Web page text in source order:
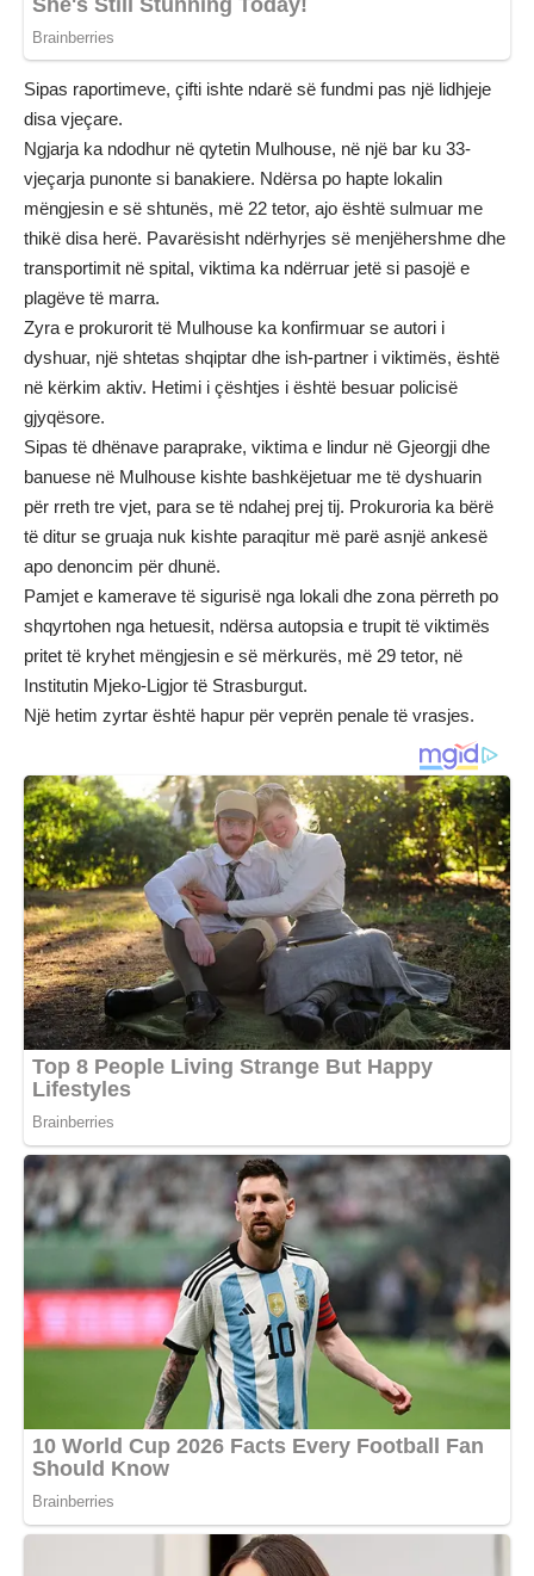
Sipas raportimeve, çifti ishte ndarë së fundmi pas një lidhjeje
disa vjeçare.
Ngjarja ka ndodhur në qytetin Mulhouse, në një bar ku 33-
vjeçarja punonte si banakiere. Ndërsa po hapte lokalin
mëngjesin e së shtunës, më 22 tetor, ajo është sulmuar me
thikë disa herë. Pavarësisht ndërhyrjes së menjëhershme dhe
transportimit në spital, viktima ka ndërruar jetë si pasojë e
plagëve të marra.
Zyra e prokurorit të Mulhouse ka konfirmuar se autori i
dyshuar, një shtetas shqiptar dhe ish-partner i viktimës, është
në kërkim aktiv. Hetimi i çështjes i është besuar policisë
gjyqësore.
Sipas të dhënave paraprake, viktima e lindur në Gjeorgji dhe
banuese në Mulhouse kishte bashkëjetuar me të dyshuarin
për rreth tre vjet, para se të ndahej prej tij. Prokuroria ka bërë
të ditur se gruaja nuk kishte paraqitur më parë asnjë ankesë
apo denoncim për dhunë.
Pamjet e kamerave të sigurisë nga lokali dhe zona përreth po
shqyrtohen nga hetuesit, ndërsa autopsia e trupit të viktimës
pritet të kryhet mëngjesin e së mërkurës, më 29 tetor, në
Institutin Mjeko-Ligjor të Strasburgut.
Një hetim zyrtar është hapur për veprën penale të vrasjes.